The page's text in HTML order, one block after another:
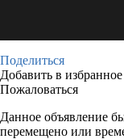
Поделиться
Добавить в избранное
Пожаловаться
Данное объявление
перемещено или